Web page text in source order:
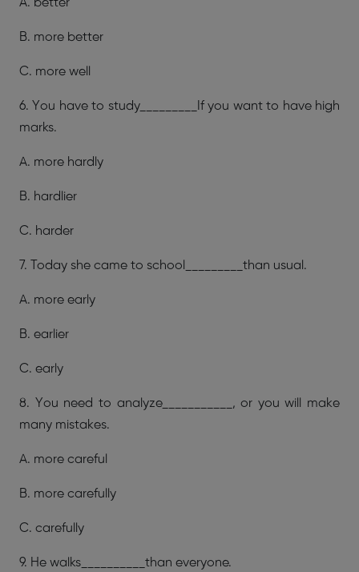
A. better
B. more better
C. more well
6. You have to study_________If you want to have high
marks.
A. more hardly
B. hardlier
C. harder
7. Today she came to school_________than usual.
A. more early
B. earlier
C. early
8. You need to analyze___________, or you will make
many mistakes.
A. more careful
B. more carefully
C. carefully
9. He walks__________than everyone.